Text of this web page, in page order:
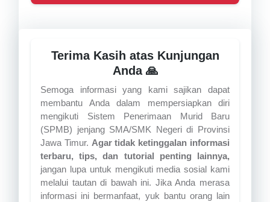
Terima Kasih atas Kunjungan
Anda 🙏
Semoga informasi yang kami sajikan dapat
membantu Anda dalam mempersiapkan diri
mengikuti Sistem Penerimaan Murid Baru
(SPMB) jenjang SMA/SMK Negeri di Provinsi
Jawa Timur. Agar tidak ketinggalan informasi
terbaru, tips, dan tutorial penting lainnya,
jangan lupa untuk mengikuti media sosial kami
melalui tautan di bawah ini. Jika Anda merasa
informasi ini bermanfaat, yuk bantu orang lain